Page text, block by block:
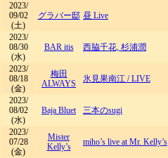
2023/
09/02
(土)
グラバー邸 昼 Live
2023/
08/30
(水)
BAR itis 西脇千花, 杉浦潤
2023/
08/18
(金)
梅田
ALWAYS
氷見果南江 /LIVE
2023/
08/02
(水)
Baja Bluet 三本のsugi
2023/
07/28
(金)
Mister
Kelly’s
miho’s live at Mr. Kelly’s